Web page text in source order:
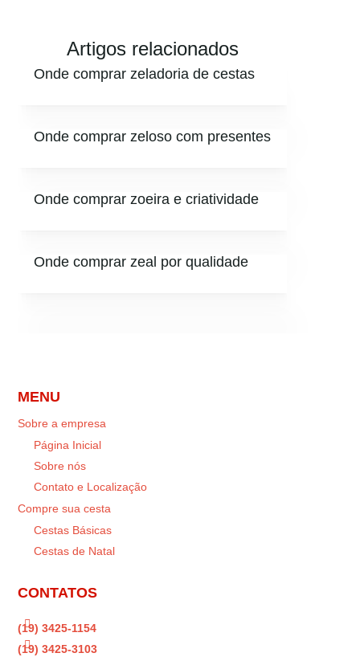
Artigos relacionados
Onde comprar zeladoria de cestas
Onde comprar zeloso com presentes
Onde comprar zoeira e criatividade
Onde comprar zeal por qualidade
MENU
Sobre a empresa
Página Inicial
Sobre nós
Contato e Localização
Compre sua cesta
Cestas Básicas
Cestas de Natal
CONTATOS

(19) 3425-1154

(19) 3425-3103